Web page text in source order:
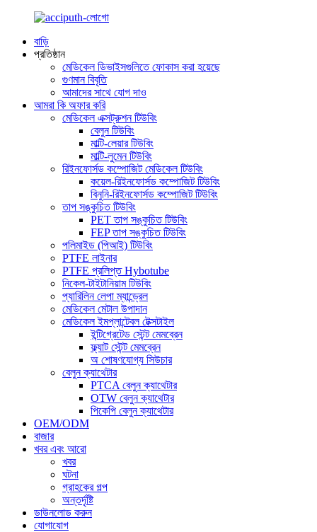
বাড়ি
প্রতিষ্ঠান
মেডিকেল ডিভাইসগুলিতে ফোকাস করা হয়েছে
গুণমান বিবৃতি
আমাদের সাথে যোগ দাও
আমরা কি অফার করি
মেডিকেল এক্সট্রুশন টিউবিং
বেলুন টিউবিং
মাল্টি-লেয়ার টিউবিং
মাল্টি-লুমেন টিউবিং
রিইনফোর্সড কম্পোজিট মেডিকেল টিউবিং
কয়েল-রিইনফোর্সড কম্পোজিট টিউবিং
বিনুনি-রিইনফোর্সড কম্পোজিট টিউবিং
তাপ সঙ্কুচিত টিউবিং
PET তাপ সঙ্কুচিত টিউবিং
FEP তাপ সঙ্কুচিত টিউবিং
পলিমাইড (পিআই) টিউবিং
PTFE লাইনার
PTFE প্রলিপ্ত Hybotube
নিকেল-টাইটানিয়াম টিউবিং
প্যারিলিন লেপা ম্যান্ড্রেল
মেডিকেল মেটাল উপাদান
মেডিকেল ইমপ্লান্টেবল টেক্সটাইল
ইন্টিগ্রেটেড স্টেন্ট মেমব্রেন
ফ্ল্যাট স্টেন্ট মেমব্রেন
অ শোষণযোগ্য সিউচার
বেলুন ক্যাথেটার
PTCA বেলুন ক্যাথেটার
OTW বেলুন ক্যাথেটার
পিকেপি বেলুন ক্যাথেটার
OEM/ODM
বাজার
খবর এবং আরো
খবর
ঘটনা
গ্রাহকের গল্প
অন্তর্দৃষ্টি
ডাউনলোড করুন
যোগাযোগ